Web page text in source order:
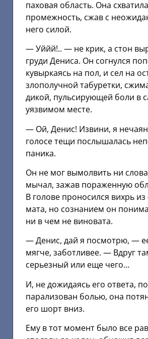
паховая область. Она
промежность, сжав с
него силой.
— Уййй!.. — не крик, а стон
груди Дениса. Он согнулся
кувыркаясь на пол, и сел на
злополучной табуретки,
дикой, пульсирующей боли в
уязвимом месте.
— Ой, Денис! Извини, я
голосе тещи послышалась
паника.
Он не мог вымолвить ни
мычал, зажав пораженную
В голове проносился вихрь
мата, но сознанием он
ни в чем не виновата.
— Денис, дай я посмотрю, —
мягче, заботливее. — Вдруг
серьезный или еще чего…
И, не дожидаясь его ответа,
парализован болью, она
его шорт вниз.
Ему в тот момент было все